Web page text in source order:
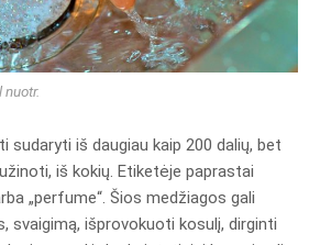
nuotr.
sudaryti iš daugiau kaip 200 dalių, bet
iš kokių. Etiketėje paprastai
„perfume“. Šios medžiagos gali
svaigimą, išprovokuoti kosulį, dirginti